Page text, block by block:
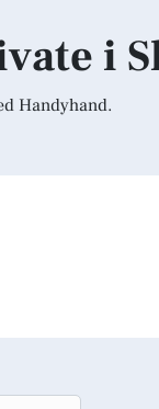
i
Handyhand.